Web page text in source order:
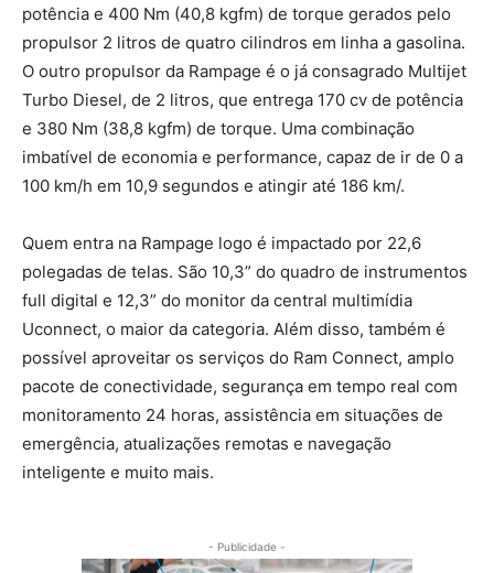
potência e 400 Nm (40,8 kgfm) de torque gerados pelo
propulsor 2 litros de quatro cilindros em linha a gasolina.
O outro propulsor da Rampage é o já consagrado Multijet
Turbo Diesel, de 2 litros, que entrega 170 cv de potência
e 380 Nm (38,8 kgfm) de torque. Uma combinação
imbatível de economia e performance, capaz de ir de 0 a
100 km/h em 10,9 segundos e atingir até 186 km/.
Quem entra na Rampage logo é impactado por 22,6
polegadas de telas. São 10,3” do quadro de instrumentos
full digital e 12,3” do monitor da central multimídia
Uconnect, o maior da categoria. Além disso, também é
possível aproveitar os serviços do Ram Connect, amplo
pacote de conectividade, segurança em tempo real com
monitoramento 24 horas, assistência em situações de
emergência, atualizações remotas e navegação
inteligente e muito mais.
- Publicidade -